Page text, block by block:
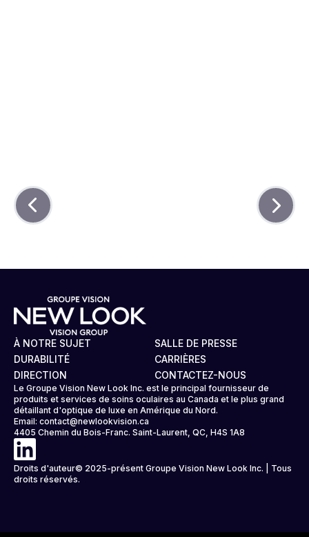
À NOTRE SUJET
DURABILITÉ
DIRECTION
SALLE DE PRESSE
CARRIÈRES
CONTACTEZ-NOUS
Le Groupe Vision New Look Inc. est le principal fournisseur de
produits et services de soins oculaires au Canada et le plus grand
détaillant d'optique de luxe en Amérique du Nord.
Email: contact@newlookvision.ca
4405 Chemin du Bois-Franc. Saint-Laurent, QC, H4S 1A8
Droits d'auteur© 2025-présent Groupe Vision New Look Inc. | Tous
droits réservés.